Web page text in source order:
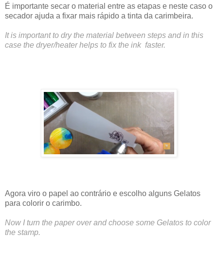
É importante secar o material entre as etapas e neste caso o
secador ajuda a fixar mais rápido a tinta da carimbeira.
It is important to dry the material between steps and in this
case the dryer/heater helps to fix the ink faster.
Agora viro o papel ao contrário e escolho alguns Gelatos
para colorir o carimbo.
Now I turn the paper over and choose some Gelatos to color
the stamp.